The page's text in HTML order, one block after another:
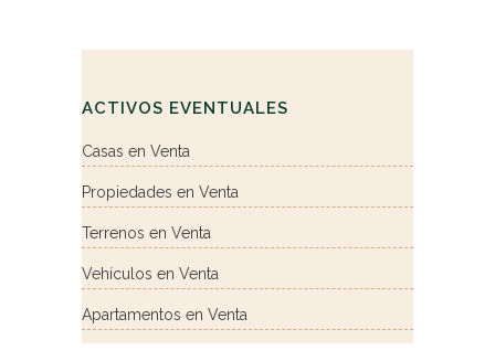
ACTIVOS EVENTUALES
Casas en Venta
Propiedades en Venta
Terrenos en Venta
Vehículos en Venta
Apartamentos en Venta